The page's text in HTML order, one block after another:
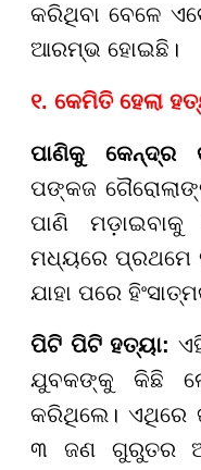
କରିଥିବା ବେଳେ
ଆରମ୍ଭ ହୋଇଛି।
୧. କେମିତି ହେଲା
ପାଣିକୁ କେନ୍ଦ୍ର
ପଙ୍କଜ
ପାଣି
ମଧ୍ୟରେ ପ୍ରଥମେ
ଯାହା ପରେ
ପିଟି ପିଟି ହତ୍ୟା:
ଯୁବକଙ୍କୁ କିଛି
କରିଥିଲେ। ଏଥିରେ
୩ ଜଣ ଗୁରୁତର